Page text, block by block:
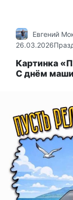
Евгений
26.03.2026
Картинка
С днём